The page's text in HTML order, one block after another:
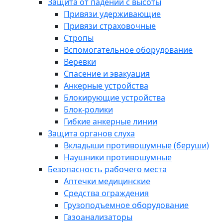
Привязи удерживающие
Привязи страховочные
Стропы
Вспомогательное оборудование
Веревки
Спасение и эвакуация
Анкерные устройства
Блокирующие устройства
Блок-ролики
Гибкие анкерные линии
Защита органов слуха
Вкладыши противошумные (беруши)
Наушники противошумные
Безопасность рабочего места
Аптечки медицинские
Средства ограждения
Грузоподъемное оборудование
Газоанализаторы